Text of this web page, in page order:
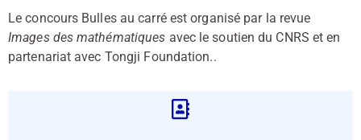
Le concours Bulles au carré est organisé par la revue
Images des mathématiques avec le soutien du CNRS et en
partenariat avec Tongji Foundation..